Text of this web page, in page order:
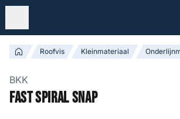
Roofvis Kleinmateriaal
BKK
Fast Spiral Snap